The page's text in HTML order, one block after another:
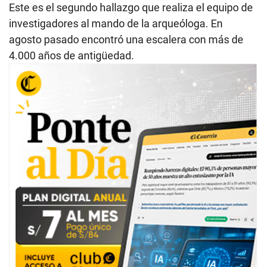
Este es el segundo hallazgo que realiza el equipo de
investigadores al mando de la arqueóloga. En
agosto pasado encontró una escalera con más de
4.000 años de antigüedad.